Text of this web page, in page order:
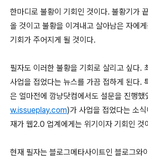
한마디로 불황이 기회인 것이다. 불황기가
올 것이고 불황을 이겨내고 살아남은 자에
기회가 주어지게 될 것이다.
필자도 이러한 불황을 기회로 살리고 싶다.
사업을 접었다는 뉴스를 가끔 접하게 된다.
은 얼마전에 깜냥닷컴에서도 설문을 진행했
w.issueplay.com)가 사업을 접었다는 소
재가 웹2.0 업계에게는 위기이자 기회인 것
현재 필자는 블로그메타사이트인 블로그와